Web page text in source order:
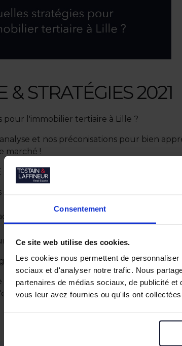
Consentement
Ce site web utilise des cookies.
Les cookies nous permettent de
sociaux et d'analyser notre trafic. Nous
partenaires de médias sociaux, de publicité
vous leur avez fournies ou qu'ils ont
& STRATÉGIES 2021
pour l'immobilier tertiaire à Lille ?
et nos préconisations pour bien
marché !
grands secteurs de la Métropole Lilloise
à l'évolution de la demande, de
du marché et du territoire. Quelles
!
ici!